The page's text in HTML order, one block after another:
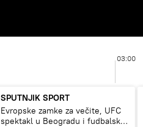
03:00
SPUTNJIK SPORT
Evropske zamke za večite, UFC
spektakl u Beogradu i fudbalski